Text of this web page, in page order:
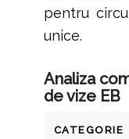
pentru
unice.
Analiza
de vize EB
CATEGORIE